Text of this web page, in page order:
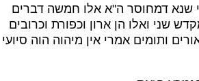
שנא דמחוסר ה"א אלו חמשה דברים
שני ואלו הן ארון וכפורת וכרובים
ותומים אמרי אין מיהוה הוה סיועי